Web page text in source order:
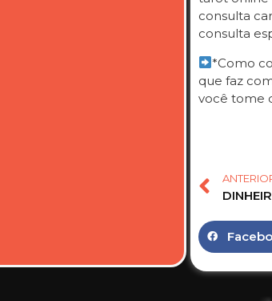
consulta
consulta
*Como
que faz
você tome